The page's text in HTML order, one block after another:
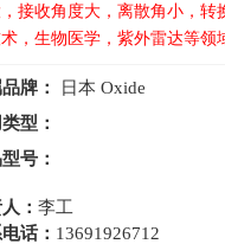
接收角度大，离散角小，
，生物医学，紫外雷达等领
牌：
日本 Oxide
型：
号：
： 李工
话： 13691926712